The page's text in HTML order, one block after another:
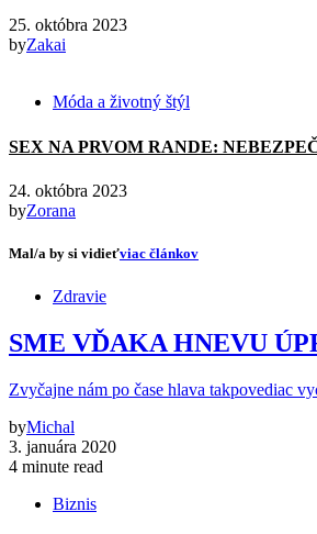
25. októbra 2023
byZakai
Móda a životný štýl
SEX NA PRVOM RANDE:
24. októbra 2023
byZorana
Mal/a by si vidieťviac článkov
Zdravie
SME VĎAKA HNEVU
Zvyčajne nám po čase hlava takpovediac
byMichal
3. januára 2020
4 minute read
Biznis